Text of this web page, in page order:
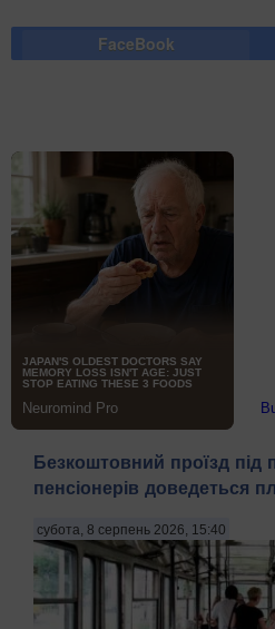
FaceBook
Безкоштовний проїзд
пенсіонерів доведеться
субота, 8 серпень 2026, 15:40